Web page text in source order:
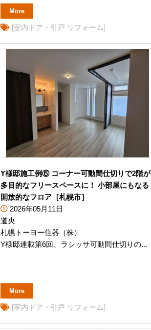
More
[室内ドア・引戸 リフォーム]
Y様邸施工例⑥ コーナー可動間仕切りで2階が
多目的なフリースペースに！ 小部屋にもなる
開放的なフロア［札幌市］
2026年05月11日
道央
札幌トーヨー住器（株）
Y様邸連載第6回、ラシッサ可動間仕切りの...
More
[室内ドア・引戸 リフォーム]